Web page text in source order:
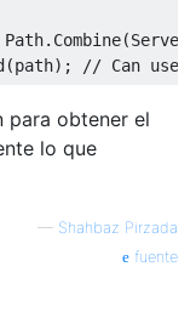
Path. Combine(Server
(path); // Can use
para obtener el
lo que
— Shahbaz Pirzada
fuente